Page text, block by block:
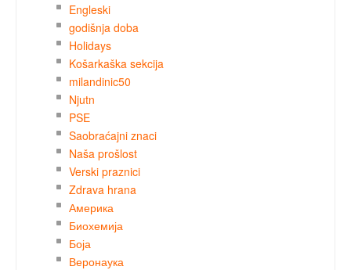
Engleski
godišnja doba
Holidays
Košarkaška sekcija
milandinic50
Njutn
PSE
Saobraćajni znaci
Naša prošlost
Verski praznici
Zdrava hrana
Америка
Биохемија
Боја
Веронаука